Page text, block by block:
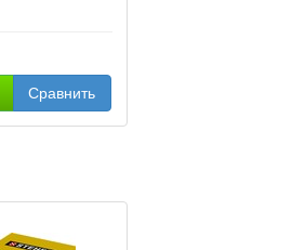
Сравнить